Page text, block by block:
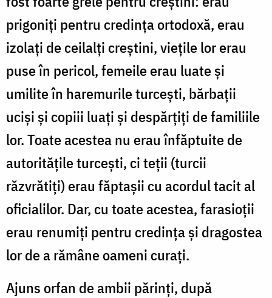
prigoniţi pentru credinţa ortodoxă, erau
izolaţi de ceilalţi creştini, vieţile lor erau
puse în pericol, femeile erau luate şi
umilite în haremurile turceşti, bărbaţii
ucişi şi copiii luaţi şi despărţiţi de familiile
lor. Toate acestea nu erau înfăptuite de
autorităţile turceşti, ci teţii (turcii
răzvrătiţi) erau făptaşii cu acordul tacit al
oficialilor. Dar, cu toate acestea, farasioţii
erau renumiţi pentru credinţa şi dragostea
lor de a rămâne oameni curaţi.
Ajuns orfan de ambii părinţi, după